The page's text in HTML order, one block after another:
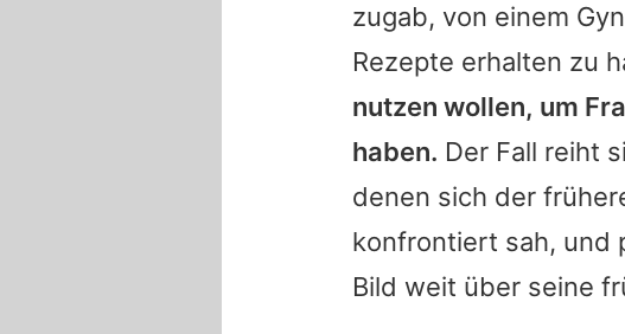
zugab, von einem
Rezepte erhalten zu
nutzen wollen, um
haben. Der Fall reiht
denen sich der
konfrontiert sah, und
Bild weit über seine